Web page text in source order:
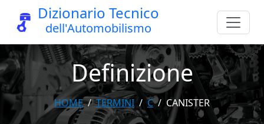
Dizionario Tecnico
dell'Automobilismo
Definizione
HOME TERMINI C CANISTER